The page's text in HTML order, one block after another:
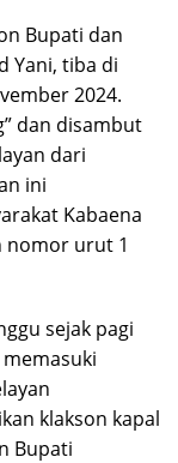
Bupati dan
Yani, tiba di
2024.
dan disambut
dari
ini
Kabaena
nomor urut 1
sejak pagi
klakson kapal
Bupati